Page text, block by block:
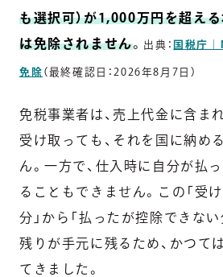
も選択可）が1,000万円を超え
は免除されません。 出典： 国税庁
免除 （最終確認日：2026年8月7日）
免税事業者は、売上代金に含ま
受け取っても、それを国に納め
ん。一方で、仕入時に自分が払
ることもできません。この「受
分」から「払ったが控除できな
残りが手元に残るため、かつて
てきました。